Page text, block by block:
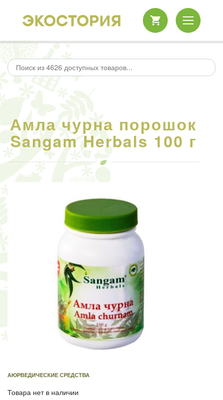
Амла чурна порошок
Sangam Herbals 100 г
АЮРВЕДИЧЕСКИЕ СРЕДСТВА
Товара нет в наличии